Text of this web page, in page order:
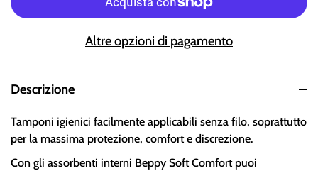
Altre opzioni di pagamento
Descrizione
Tamponi igienici facilmente applicabili senza filo, soprattutto
per la massima protezione, comfort e discrezione.
Con gli assorbenti interni Beppy Soft Comfort puoi